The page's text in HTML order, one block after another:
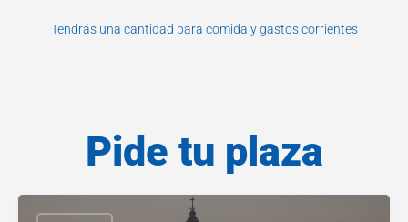
Tendrás una cantidad para comida y gastos corrientes
Pide tu plaza